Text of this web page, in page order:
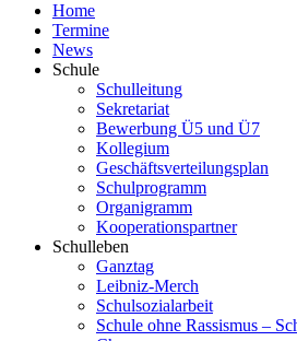
Home
Termine
News
Schule
Schulleitung
Sekretariat
Bewerbung Ü5 und Ü7
Kollegium
Geschäftsverteilungsplan
Schulprogramm
Organigramm
Kooperationspartner
Schulleben
Ganztag
Leibniz-Merch
Schulsozialarbeit
Schule ohne Rassismus –